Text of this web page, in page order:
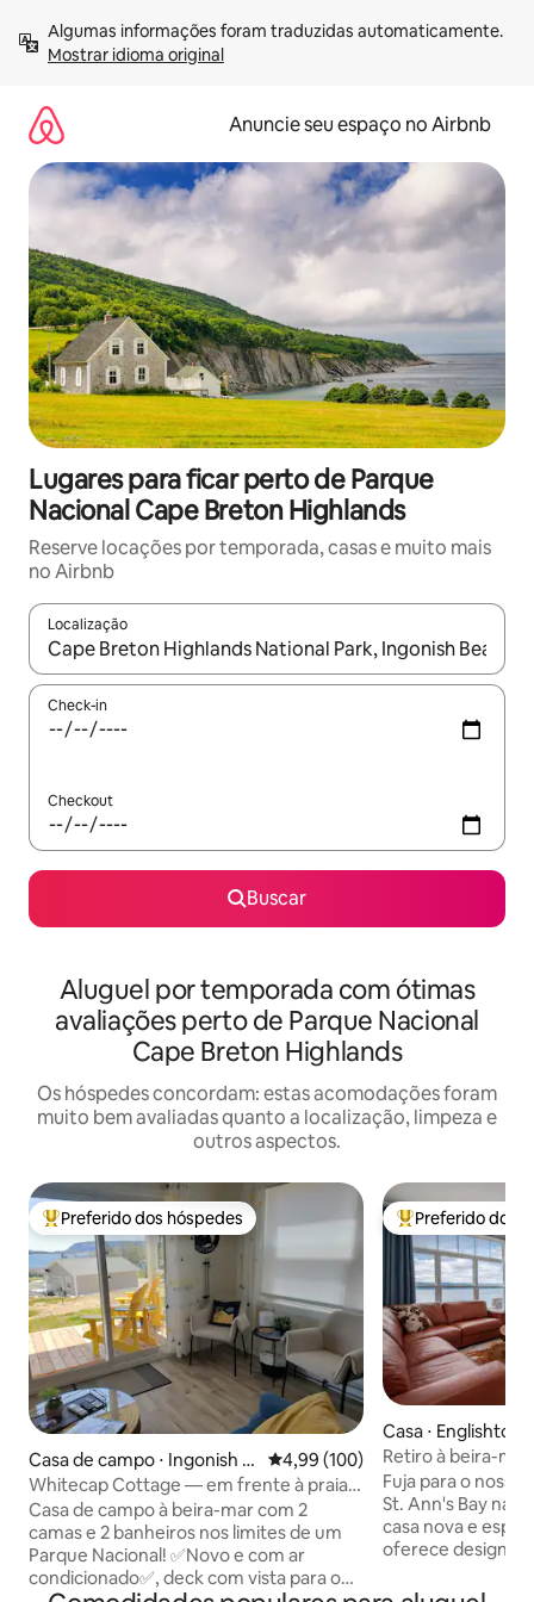
para
Mostrar idioma original
Anuncie seu espaço no Airbnb
Lugares para ficar perto de Parque
Nacional Cape Breton Highlands
Reserve locações por temporada, casas e muito mais
no Airbnb
Localização
Quando os resultados estiverem disponíveis, explore-os
Check-in
Checkout
Buscar
Aluguel por temporada com ótimas
avaliações perto de Parque Nacional
Cape Breton Highlands
Os hóspedes concordam: estas acomodações foram
muito bem avaliadas quanto a localização, limpeza e
outros aspectos.
Entre os melhores preferidos dos hóspedes
Preferido dos hóspedes
Casa de campo ⋅ Ingonish B
each
4,99 de uma avaliação média de
4,99 (100)
Whitecap Cottage — em frente à praia
em Cabot Trail
Casa de campo à beira-mar com 2
camas e 2 banheiros nos limites de um
Parque Nacional! ✅Novo e com ar
condicionado✅, deck com vista para o
Entre os
Preferido dos
Casa ⋅
Retiro à beira-
Fuja para o nosso
St. Ann's Bay na
casa nova e
oferece design
com um quarto